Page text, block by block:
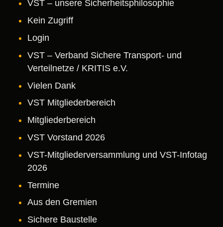
VST – unsere Sicherheitsphilosophie
Kein Zugriff
Login
VST – Verband Sichere Transport- und
Verteilnetze / KRITIS e.V.
Vielen Dank
VST Mitgliederbereich
Mitgliederbereich
VST Vorstand 2026
VST-Mitgliederversammlung und VST-Infotag
2026
Termine
Aus den Gremien
Sichere Baustelle